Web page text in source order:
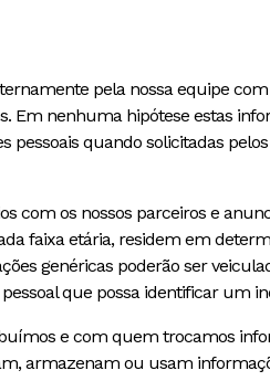
pela nossa equipe
Em nenhuma hipótese estas
quando solicitadas
com os nossos parceiros e
faixa etária, residem em
genéricas poderão ser
que possa identificar um
e com quem trocamos
armazenam ou usam